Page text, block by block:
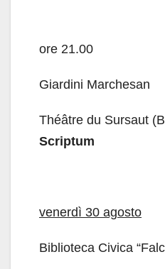
ore 21.00
Giardini Marchesan
Théâtre du Sursaut
Scriptum
venerdì 30 agosto
Biblioteca Civica